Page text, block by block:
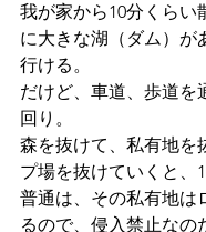
我が家から10分くらい
に大きな湖（ダム）が
行ける。
だけど、車道、歩道を
回り。
森を抜けて、私有地を
プ場を抜けていくと、
普通は、その私有地は
るので、侵入禁止なの